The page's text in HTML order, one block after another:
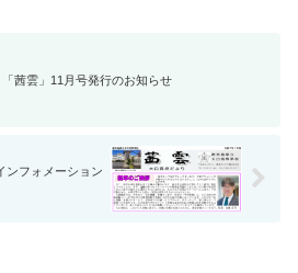
「茜雲」11月号発行のお知らせ
ンフォメーション